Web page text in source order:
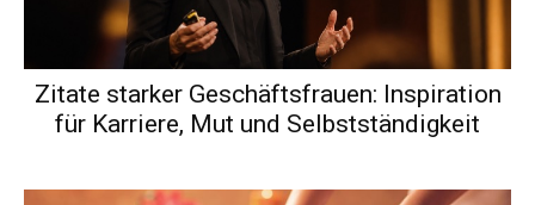
Zitate starker Geschäftsfrauen: Inspiration
für Karriere, Mut und Selbstständigkeit